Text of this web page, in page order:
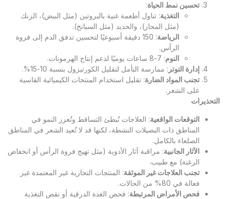
تحسين نمط الحياة:
التغذية: تناول أطعمة غنية بالبروتين (مثل البيض)، الزنك
(مثل المحار)، والحديد (مثل السبانخ).
الرياضة
: 150 دقيقة أسبوعيًا لتحسين تدفق الدم إلى فروة
الرأس.
النوم: 7-8 ساعات يوميًا لدعم إنتاج الهرمونات.
إدارة التوتر : ممارسة التأمل لتقليل الكورتيزول بنسبة 10-15%.
تجنب المواد الضارة: تقليل استخدام المنتجات الكيميائية القاسية
على الشعر.
التحذيرات
التوقعات الواقعية: العلاجات تُبطئ التساقط وتُعزز النمو في
المناطق ذات البصيلات النشطة، لكنها قد لا تُعيد الشعر في المناطق
الصلعاء بالكامل.
الآثار الجانبية: مراقبة آثار الأدوية (مثل تهيج فروة الرأس أو انخفاض
الرغبة) مع طبيب.
تجنب العلاجات غير الموثقة: المنتجات التجارية غير المعتمدة غير
فعالة في 80% من الحالات.
فحص الأمراض المرتبطة: فحص الغدة الدرقية أو نقص التغذية